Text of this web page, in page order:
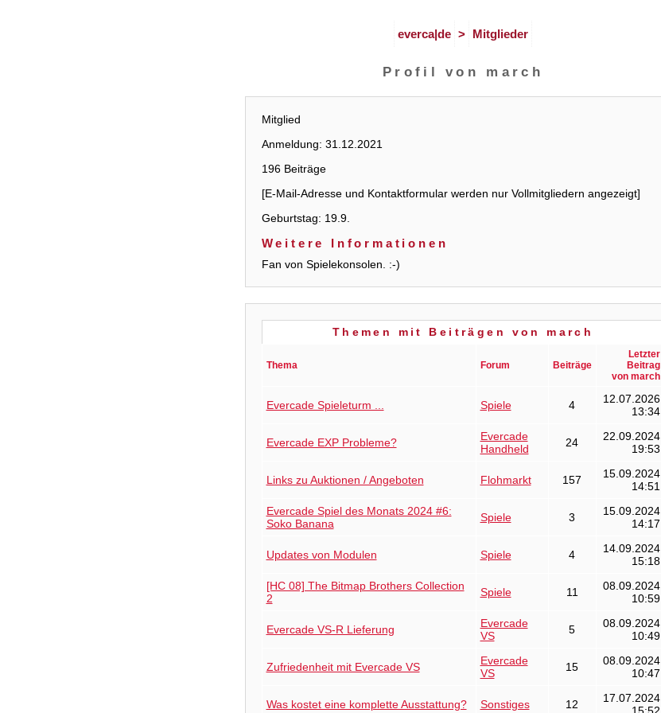
everca|de > Mitglieder
Profil von march
Mitglied
Anmeldung: 31.12.2021
196 Beiträge
[E-Mail-Adresse und Kontaktformular werden nur Vollmitgliedern angezeigt]
Geburtstag: 19.9.
Weitere Informationen
Fan von Spielekonsolen. :-)
Themen mit Beiträgen von march
Thema Forum Beiträge
Letzter
Beitrag
von march
Evercade Spieleturm ... Spiele 4
12.07.2026
13:34
Evercade EXP Probleme?
Evercade
Handheld
24
22.09.2024
19:53
Links zu Auktionen / Angeboten Flohmarkt 157
15.09.2024
14:51
Evercade Spiel des Monats 2024 #6:
Soko Banana
Spiele 3
15.09.2024
14:17
Updates von Modulen Spiele 4
14.09.2024
15:18
[HC 08] The Bitmap Brothers Collection
2
Spiele 11
08.09.2024
10:59
Evercade VS-R Lieferung
Evercade
VS
5
08.09.2024
10:49
Zufriedenheit mit Evercade VS
Evercade
VS
15
08.09.2024
10:47
Was kostet eine komplette Ausstattung? Sonstiges 12
17.07.2024